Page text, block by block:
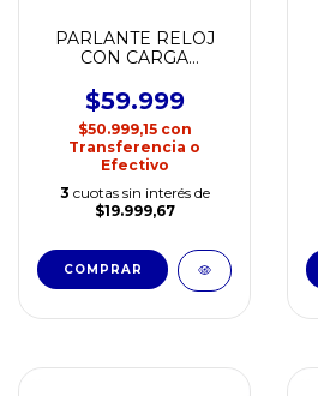
PARLANTE RELOJ
CON CARGA
NETMAK NM-RD12
$59.999
$50.999,15 con
Transferencia o
Efectivo
3 cuotas sin interés de
$19.999,67